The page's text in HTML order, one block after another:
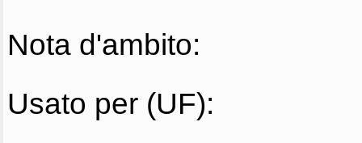
Nota d'ambito:
Usato per (UF):